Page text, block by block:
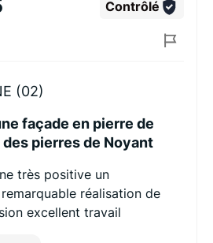
Contrôlé
(02)
façade en pierre de
pierres de Noyant
très positive un
réalisation de
excellent travail